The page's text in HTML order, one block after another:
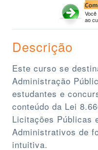
ao
Descrição
Este curso se
Administração
estudantes e
conteúdo da Lei
Licitações Públicas
Administrativos de
intuitiva.